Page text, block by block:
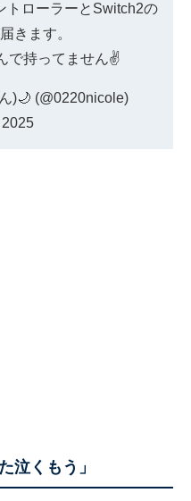
トローラーとSwitch2の
きます。
で持ってません✌️
)🌙 (@0220nicole)
泣くもう」